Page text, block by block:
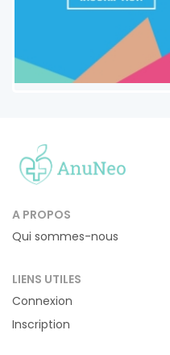
A PROPOS
Qui sommes-nous
LIENS UTILES
Connexion
Inscription